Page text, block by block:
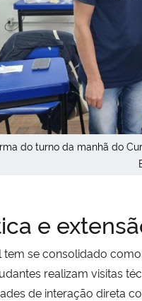
do turno da manhã do
e
tem se consolidado
realizam visitas
de interação direta